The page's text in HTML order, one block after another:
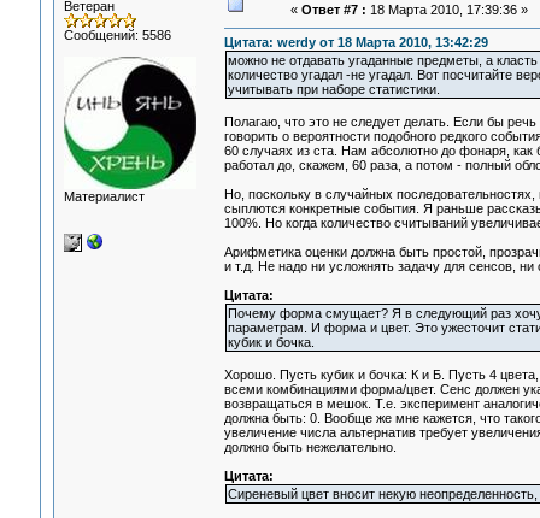
Ветеран
Сообщений: 5586
Материалист
« Ответ #7 : 18 Марта 2010, 17:39:36 »
Цитата: werdy от 18 Марта 2010, 13:42:29
можно не отдавать угаданные предметы, а
количество угадал -не угадал. Вот посчитайте
учитывать при наборе статистики.
Полагаю, что это не следует делать. Если бы
говорить о вероятности подобного редкого
60 случаях из ста. Нам абсолютно до фонаря,
работал до, скажем, 60 раза, а потом - полный
Но, поскольку в случайных
сыплются конкретные события. Я раньше
100%. Но когда количество считываний
Арифметика оценки должна быть простой,
и т.д. Не надо ни усложнять задачу для сенсов, ни
Цитата:
Почему форма смущает? Я в следующий раз хочу
параметрам. И форма и цвет. Это ужесточит
кубик и бочка.
Хорошо. Пусть кубик и бочка: К и Б. Пусть 4
всеми комбинациями форма/цвет. Сенс должен
возвращаться в мешок. Т.е. эксперимент
должна быть: 0. Вообще же мне кажется, что
увеличение числа альтернатив требует
должно быть нежелательно.
Цитата:
Сиреневый цвет вносит некую